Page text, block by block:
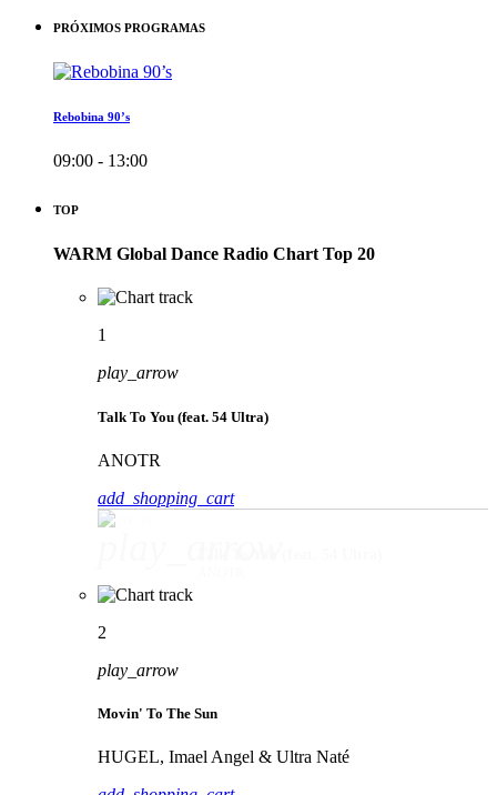
PRÓXIMOS PROGRAMAS
Rebobina 90’s
09:00 - 13:00
TOP
WARM Global Dance Radio Chart Top 20
1
play_arrow
Talk To You (feat. 54 Ultra)
ANOTR
add_shopping_cart
2
play_arrow
Movin' To The Sun
HUGEL, Imael Angel & Ultra Naté